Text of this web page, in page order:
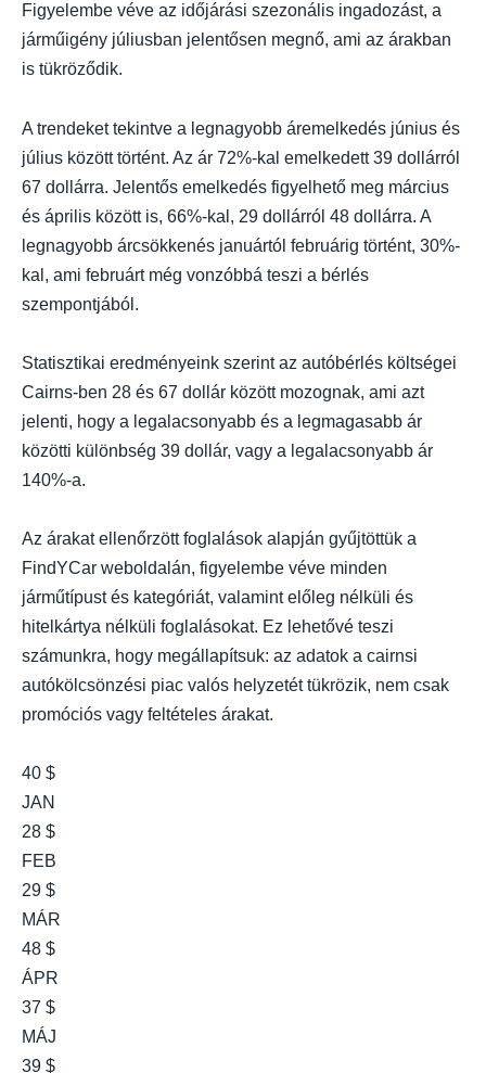
Figyelembe véve az időjárási szezonális ingadozást, a
járműigény júliusban jelentősen megnő, ami az árakban
is tükröződik.
A trendeket tekintve a legnagyobb áremelkedés június és
július között történt. Az ár 72%-kal emelkedett 39 dollárról
67 dollárra. Jelentős emelkedés figyelhető meg március
és április között is, 66%-kal, 29 dollárról 48 dollárra. A
legnagyobb árcsökkenés januártól februárig történt, 30%-
kal, ami februárt még vonzóbbá teszi a bérlés
szempontjából.
Statisztikai eredményeink szerint az autóbérlés költségei
Cairns-ben 28 és 67 dollár között mozognak, ami azt
jelenti, hogy a legalacsonyabb és a legmagasabb ár
közötti különbség 39 dollár, vagy a legalacsonyabb ár
140%-a.
Az árakat ellenőrzött foglalások alapján gyűjtöttük a
FindYCar weboldalán, figyelembe véve minden
járműtípust és kategóriát, valamint előleg nélküli és
hitelkártya nélküli foglalásokat. Ez lehetővé teszi
számunkra, hogy megállapítsuk: az adatok a cairnsi
autókölcsönzési piac valós helyzetét tükrözik, nem csak
promóciós vagy feltételes árakat.
40 $
JAN
28 $
FEB
29 $
MÁR
48 $
ÁPR
37 $
MÁJ
39 $